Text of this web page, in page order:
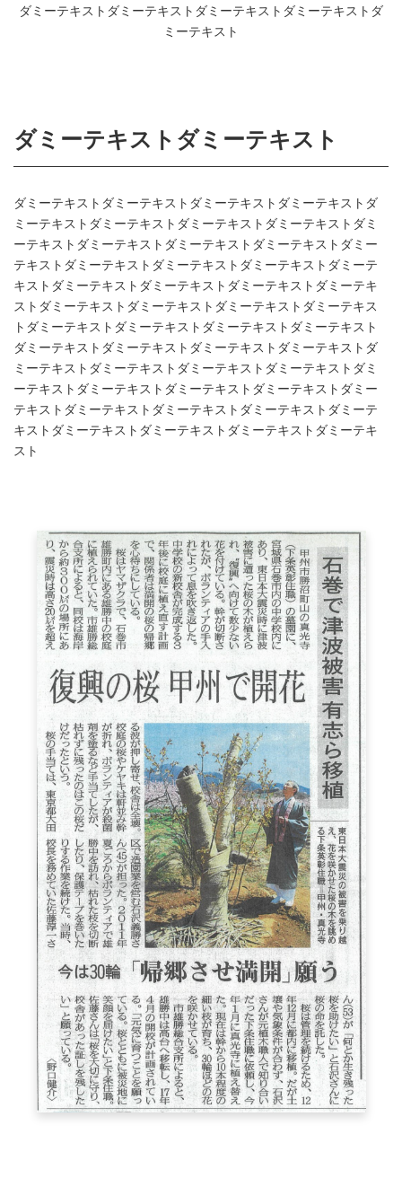
ダミーテキストダミーテキストダミーテキストダミーテキストダ
ミーテキスト
ダミーテキストダミーテキスト
ダミーテキストダミーテキストダミーテキストダミーテキストダ
ミーテキストダミーテキストダミーテキストダミーテキストダミ
ーテキストダミーテキストダミーテキストダミーテキストダミー
テキストダミーテキストダミーテキストダミーテキストダミーテ
キストダミーテキストダミーテキストダミーテキストダミーテキ
ストダミーテキストダミーテキストダミーテキストダミーテキス
トダミーテキストダミーテキストダミーテキストダミーテキスト
ダミーテキストダミーテキストダミーテキストダミーテキストダ
ミーテキストダミーテキストダミーテキストダミーテキストダミ
ーテキストダミーテキストダミーテキストダミーテキストダミー
テキストダミーテキストダミーテキストダミーテキストダミーテ
キストダミーテキストダミーテキストダミーテキストダミーテキ
スト